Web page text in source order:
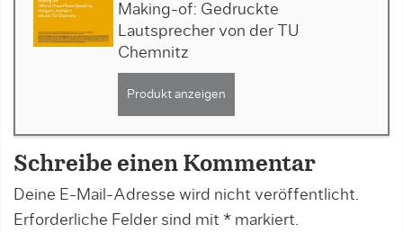
Making-of: Gedruckte
Lautsprecher von der TU
Chemnitz
Produkt anzeigen
Schreibe einen Kommentar
Deine E-Mail-Adresse wird nicht veröffentlicht.
Erforderliche Felder sind mit * markiert.